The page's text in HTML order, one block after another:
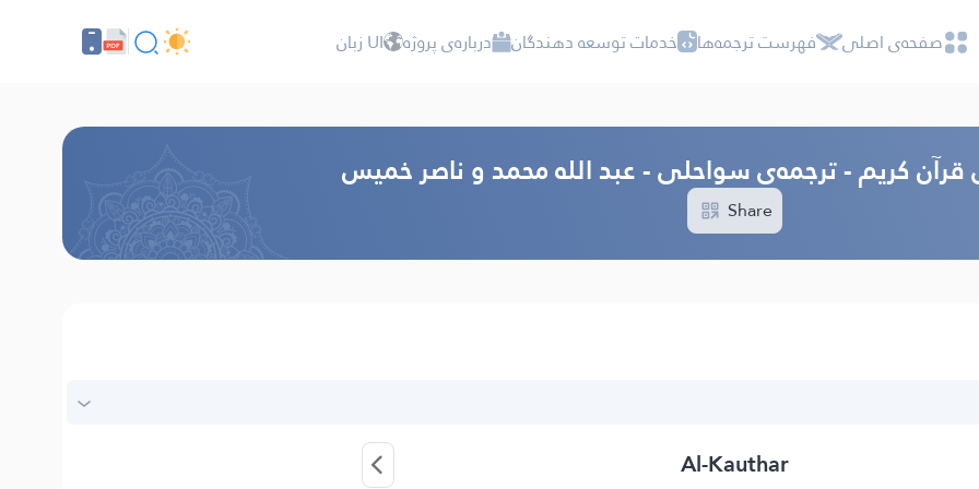
صفحه‌ى اصلى فهرست ترجمه‌ها خدمات توسعه دهندگان درباره‌ى پروژه UI زبان
قرآن کریم - ترجمه‌ى سواحلى - عبد الله محمد و ناصر خميس
Share
Al-Kauthar